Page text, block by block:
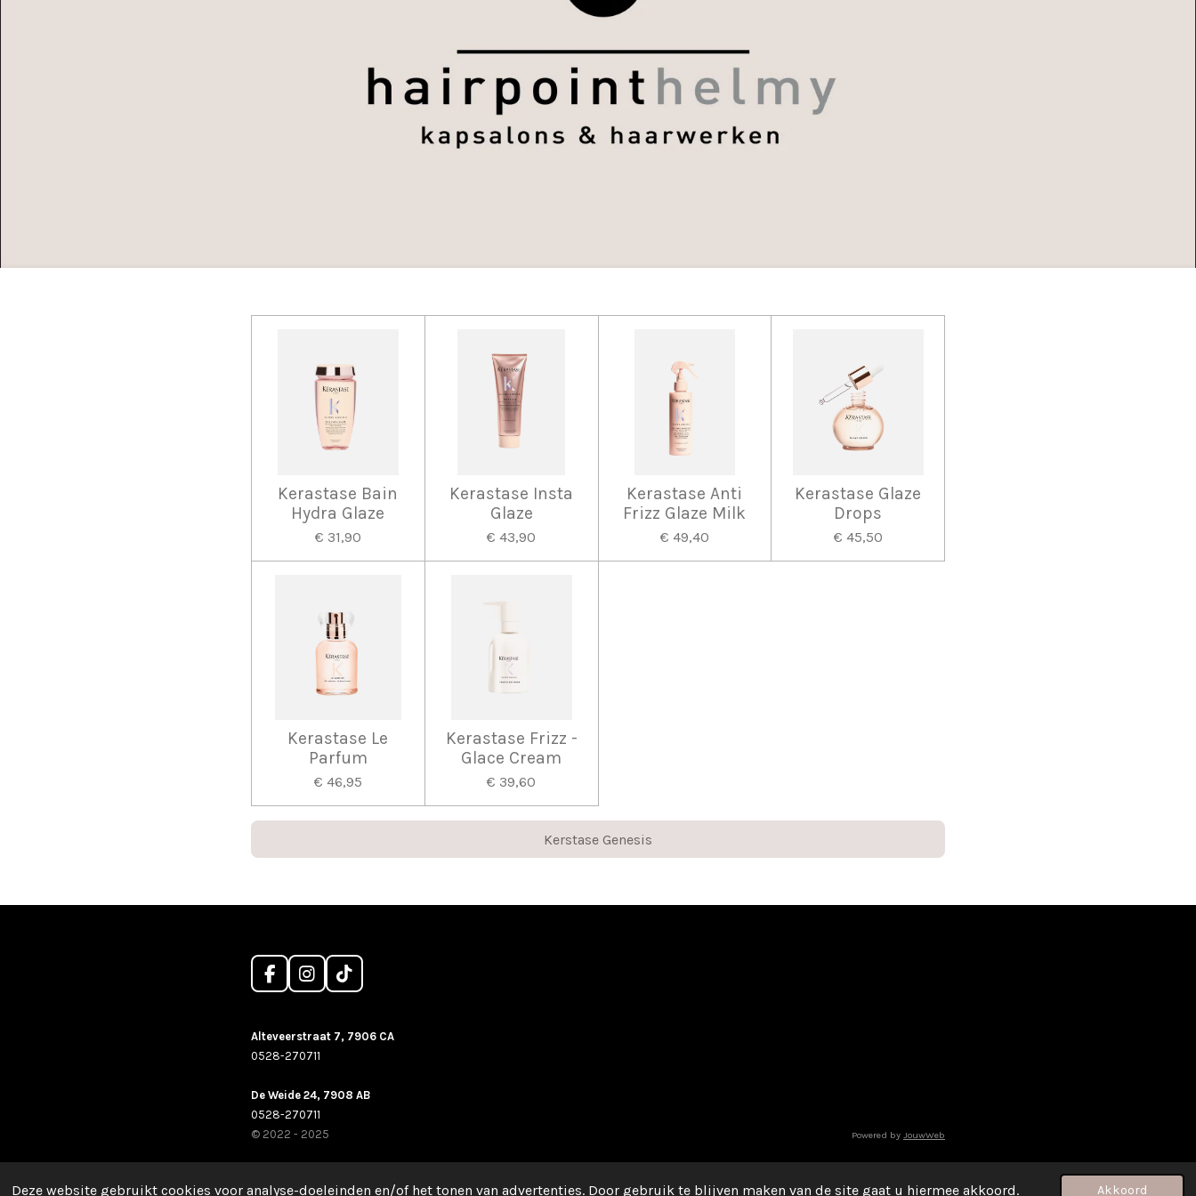
Deze website gebruikt cookies voor analyse-doeleinden en/of het tonen van advertenties. Door gebruik te blijven maken van de site gaat u hiermee akkoord. Akkoord
Kerastase Bain
Hydra Glaze
€ 31,90
Kerastase Insta
Glaze
€ 43,90
Kerastase Anti
Frizz Glaze Milk
€ 49,40
Kerastase Glaze
Drops
€ 45,50
Kerastase Le
Parfum
€ 46,95
Kerastase Frizz -
Glace Cream
€ 39,60
Kerstase Genesis
F
a
e
b
o
k
I
n
t
a
g
a
m
T
i
T
Alteveerstraat 7, 7906 CA
0528-270711
De Weide 24, 7908 AB
0528-270711
© 2022 - 2025
Powered by JouwWeb